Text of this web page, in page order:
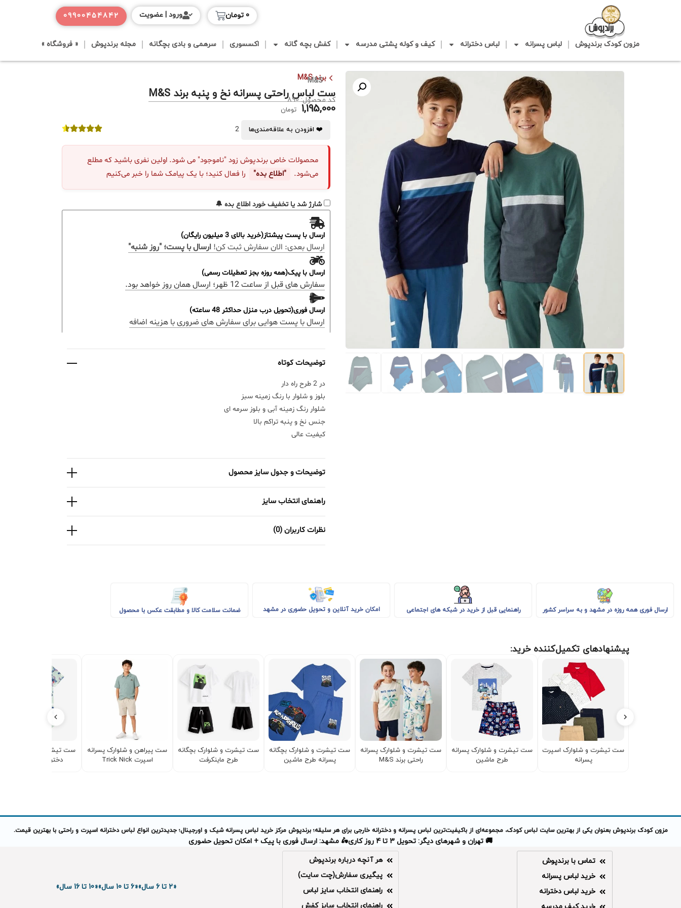
مزون کودک برندپوش لباس پسرانه لباس دخترانه کیف و کوله پشتی مدرسه کفش بچه گانه اکسسوری سرهمی و بادی بچگانه مجله برندپوش « فروشگاه »
0 تومان 09900454842 ورود | عضویت
برند M&S
M&S
ست لباس راحتی پسرانه نخ و پنبه برند M&S
کد محصول: 890
1,195,000 تومان
❤️ افزودن به علاقه‌مندی‌ها 2
محصولات خاص برندپوش زود "ناموجود" می شود. اولین نفری باشید که مطلع
می‌شود.
"اطلاع بده" را فعال کنید؛ با یک پیامک شما را خبر می‌کنیم
شارژ شد یا تخفیف خورد اطلاع بده 🔔
ارسال با پست پیشتاز(خرید بالای 3 میلیون رایگان)
ارسال بعدی: الان سفارش ثبت کن! ارسال با پست؛ "روز شنبه"
ارسال با پیک(همه روزه بجز تعطیلات رسمی)
سفارش های قبل از ساعت 12 ظهر؛ ارسال همان روز خواهد بود.
ارسال فوری(تحویل درب منزل حداکثر 48 ساعته)
ارسال با پست هوایی برای سفارش های ضروری با هزینه اضافه
توضیحات کوتاه
در 2 طرح راه دار
بلوز و شلوار با رنگ زمینه سبز
شلوار رنگ زمینه آبی و بلوز سرمه ای
جنس نخ و پنبه تراکم بالا
کیفیت عالی
توضیحات و جدول سایز محصول
راهنمای انتخاب سایز
نظرات کاربران (0)
ارسال فوری همه روزه در مشهد و به سراسر کشور راهنمایی قبل از خرید در شبکه های اجتماعی امکان خرید آنلاین و تحویل حضوری در مشهد ضمانت سلامت کالا و مطابقت عکس با محصول
پیشنهادهای تکمیل‌کننده خرید:
ست تیشرت و شلوارک اسپرت
پسرانه
ست تیشرت و شلوارک پسرانه
طرح ماشین
ست تیشرت و شلوارک پسرانه
راحتی برند M&S
ست تیشرت و شلوارک بچگانه
پسرانه طرح ماشین
ست تیشرت و شلوارک بچگانه
طرح ماینکرفت
ست پیراهن و شلوارک پسرانه
اسپرت Trick Nick
ست تیشرت و شلوارک
دخترانه طرح استیچ
مزون کودک برندپوش بعنوان یکی از بهترین سایت لباس کودک، مجموعه‌ای از باکیفیت‌ترین لباس پسرانه و دخترانه خارجی برای هر سلیقه؛ برندپوش مرکز خرید لباس پسرانه شیک و اورجینال؛ جدیدترین انواع لباس دخترانه اسپرت و راحتی با بهترین قیمت.
🚚 تهران و شهرهای دیگر: تحویل 3 تا 4 روز کاری 🛵 مشهد: ارسال فوری با پیک + امکان تحویل حضوری
تماس با برندپوش
خرید لباس پسرانه
خرید لباس دخترانه
هر آنچه درباره برندپوش
پیگیری سفارش(چت سایت)
راهنمای انتخاب سایز لباس
راهنمای انتخاب سایز کفش
«2 تا 6 سال» «6 تا 10 سال» «10 تا 16 سال»